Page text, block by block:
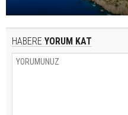
HABERE YORUM KAT